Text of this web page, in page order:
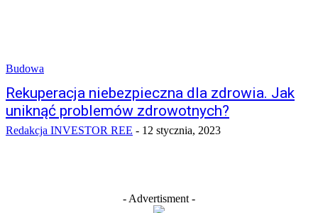
Budowa
Rekuperacja niebezpieczna dla zdrowia. Jak
uniknąć problemów zdrowotnych?
Redakcja INVESTOR REE - 12 stycznia, 2023
- Advertisment -